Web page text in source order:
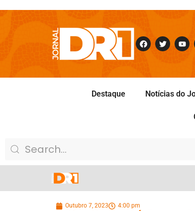
Destaque Notícias do
Outubro 7, 2023 4:00 pm